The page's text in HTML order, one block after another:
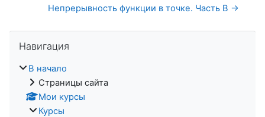
Непрерывность функции в точке. Часть B →
Навигация
В начало
Страницы сайта
Мои курсы
Курсы